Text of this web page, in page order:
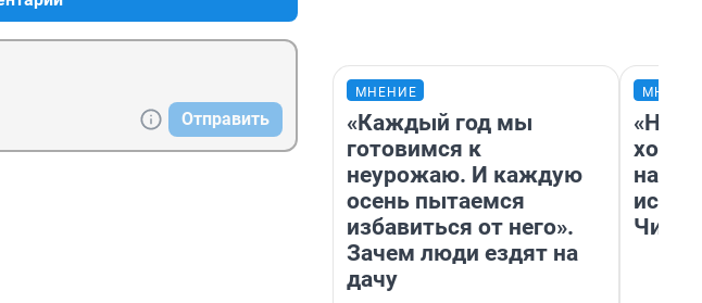
Отправить
МНЕНИЕ
«Каждый год мы
готовимся к
неурожаю. И каждую
осень пытаемся
избавиться от него».
Зачем люди ездят на
дачу
Читы